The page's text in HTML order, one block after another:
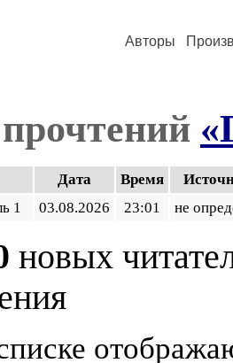
Авторы
Дата Время
1
03.08.2026 23:01 не
новых